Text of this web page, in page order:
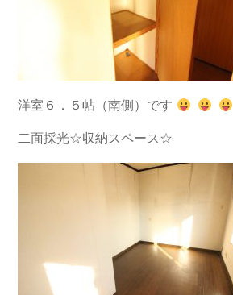
洋室６．５帖（南側）です
二面採光☆収納スペース☆